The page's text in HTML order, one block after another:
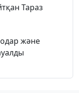
Тараз
және